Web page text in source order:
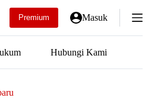
Premium Masuk
Hubungi Kami